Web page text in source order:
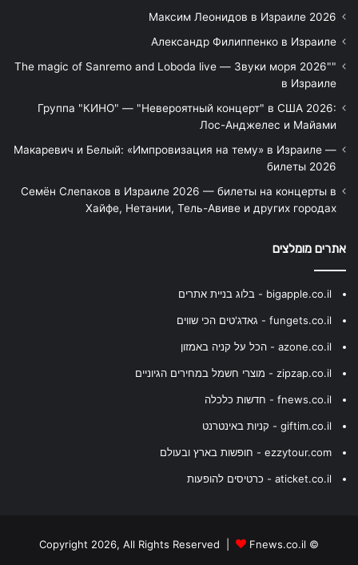
Максим Леонидов в Израиле 2026
Александр Филиппенко в Израиле
"The magic of Sanremo and Loboda live — Звуки моря 2026"
в Израиле
Группа "КИНО" — "Невероятный концерт" в США 2026:
Лос-Анджелес и Майами
Макаревич и Белый: «Импровизация на тему» в Израиле —
билеты 2026
Семён Слепаков в Израиле 2026 — билеты на концерты в
Хайфе, Нетании, Тель-Авиве и других городах
אתרים מומלצים
bigapple.co.il - בלוג בניית אתרים
fungets.co.il - גאדג'טים הכי שווים
azone.co.il - הכל על קניה באמזון
zipzap.co.il - מוצרי חשמל במחירים הגיוניים
fnews.co.il - חדשות כלכלה
giftim.co.il - קניות באינטרנט
ezzytour.com - חופשות בארץ ובעולם
aticket.co.il - כרטיסים להופעות
© Copyright 2026, All Rights Reserved |
Fnews.co.il